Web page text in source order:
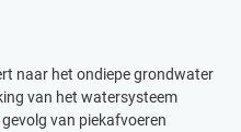
naar het ondiepe grondwater
van het watersysteem
van piekafvoeren